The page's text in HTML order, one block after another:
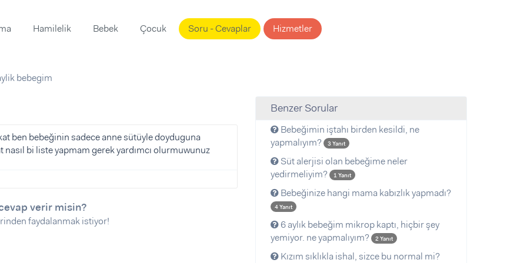
Hamilelik Bebek Çocuk Soru - Cevaplar Hizmetler
bebegim
ben bebeğinin sadece anne sütüyle doyduguna
bi liste yapmam gerek yardımcı olurmuwunuz
verir misin?
faydalanmak istiyor!
Benzer Sorular
Bebeğimin iştahı birden kesildi, ne
yapmalıyım?
3 Yanıt
Süt alerjisi olan bebeğime neler
yedirmeliyim?
1 Yanıt
Bebeğinize hangi mama kabızlık yapmadı?
4 Yanıt
6 aylık bebeğim mikrop kaptı, hiçbir şey
yemiyor. ne yapmalıyım?
2 Yanıt
Kızım sıklıkla ishal, sizce bu normal mi?